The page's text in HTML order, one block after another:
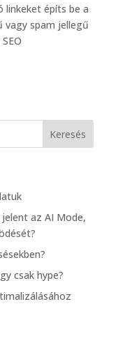
építs be a
vagy spam jellegű
az AI Mode,
csak hype?